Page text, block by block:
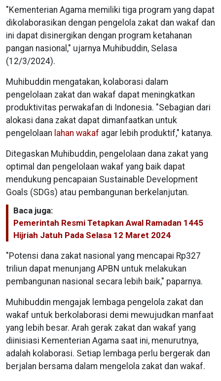
"Kementerian Agama memiliki tiga program yang dapat
dikolaborasikan dengan pengelola zakat dan wakaf dan
ini dapat disinergikan dengan program ketahanan
pangan nasional," ujarnya Muhibuddin, Selasa
(12/3/2024).
Muhibuddin mengatakan, kolaborasi dalam
pengelolaan zakat dan wakaf dapat meningkatkan
produktivitas perwakafan di Indonesia. "Sebagian dari
alokasi dana zakat dapat dimanfaatkan untuk
pengelolaan lahan wakaf agar lebih produktif," katanya.
Ditegaskan Muhibuddin, pengelolaan dana zakat yang
optimal dan pengelolaan wakaf yang baik dapat
mendukung pencapaian Sustainable Development
Goals (SDGs) atau pembangunan berkelanjutan.
Baca juga:
Pemerintah Resmi Tetapkan Awal Ramadan 1445
Hijriah Jatuh Pada Selasa 12 Maret 2024
"Potensi dana zakat nasional yang mencapai Rp327
triliun dapat menunjang APBN untuk melakukan
pembangunan nasional secara lebih baik," paparnya.
Muhibuddin mengajak lembaga pengelola zakat dan
wakaf untuk berkolaborasi demi mewujudkan manfaat
yang lebih besar. Arah gerak zakat dan wakaf yang
diinisiasi Kementerian Agama saat ini, menurutnya,
adalah kolaborasi. Setiap lembaga perlu bergerak dan
berjalan bersama dalam mengelola zakat dan wakaf.